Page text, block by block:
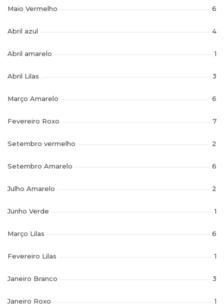
Maio Vermelho 6
Abril azul 4
Abril amarelo 1
Abril Lilas 3
Março Amarelo 6
Fevereiro Roxo 7
Setembro vermelho 2
Setembro Amarelo 6
Julho Amarelo 2
Junho Verde 1
Março Lilas 6
Fevereiro Lilas 1
Janeiro Branco 3
Janeiro Roxo 1